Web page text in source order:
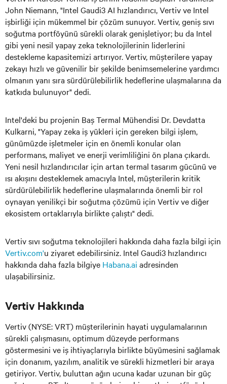
John Niemann, "Intel Gaudi3 AI hızlandırıcı, Vertiv ve Intel
işbirliği için mükemmel bir çözüm sunuyor. Vertiv, geniş sıvı
soğutma portföyünü sürekli olarak genişletiyor; bu da Intel
gibi yeni nesil yapay zeka teknolojilerinin liderlerini
destekleme kapasitemizi artırıyor. Vertiv, müşterilere yapay
zekayı hızlı ve güvenilir bir şekilde benimsemelerine yardımcı
olmanın yanı sıra sürdürülebilirlik hedeflerine ulaşmalarına da
katkıda bulunuyor" dedi.
Intel'deki bu projenin Baş Termal Mühendisi Dr. Devdatta
Kulkarni, "Yapay zeka iş yükleri için gereken bilgi işlem,
günümüzde işletmeler için en önemli konular olan
performans, maliyet ve enerji verimliliğini ön plana çıkardı.
Yeni nesil hızlandırıcılar için artan termal tasarım gücünü ve
ısı akışını desteklemek amacıyla Intel, müşterilerin kritik
sürdürülebilirlik hedeflerine ulaşmalarında önemli bir rol
oynayan yenilikçi bir soğutma çözümü için Vertiv ve diğer
ekosistem ortaklarıyla birlikte çalıştı" dedi.
Vertiv sıvı soğutma teknolojileri hakkında daha fazla bilgi için
Vertiv.com'u ziyaret edebilirsiniz. Intel Gaudi3 hızlandırıcı
hakkında daha fazla bilgiye Habana.ai adresinden
ulaşabilirsiniz.
Vertiv Hakkında
Vertiv (NYSE: VRT) müşterilerinin hayati uygulamalarının
sürekli çalışmasını, optimum düzeyde performans
göstermesini ve iş ihtiyaçlarıyla birlikte büyümesini sağlamak
için donanım, yazılım, analitik ve sürekli hizmetleri bir araya
getiriyor. Vertiv, buluttan ağın ucuna kadar uzunan bir güç